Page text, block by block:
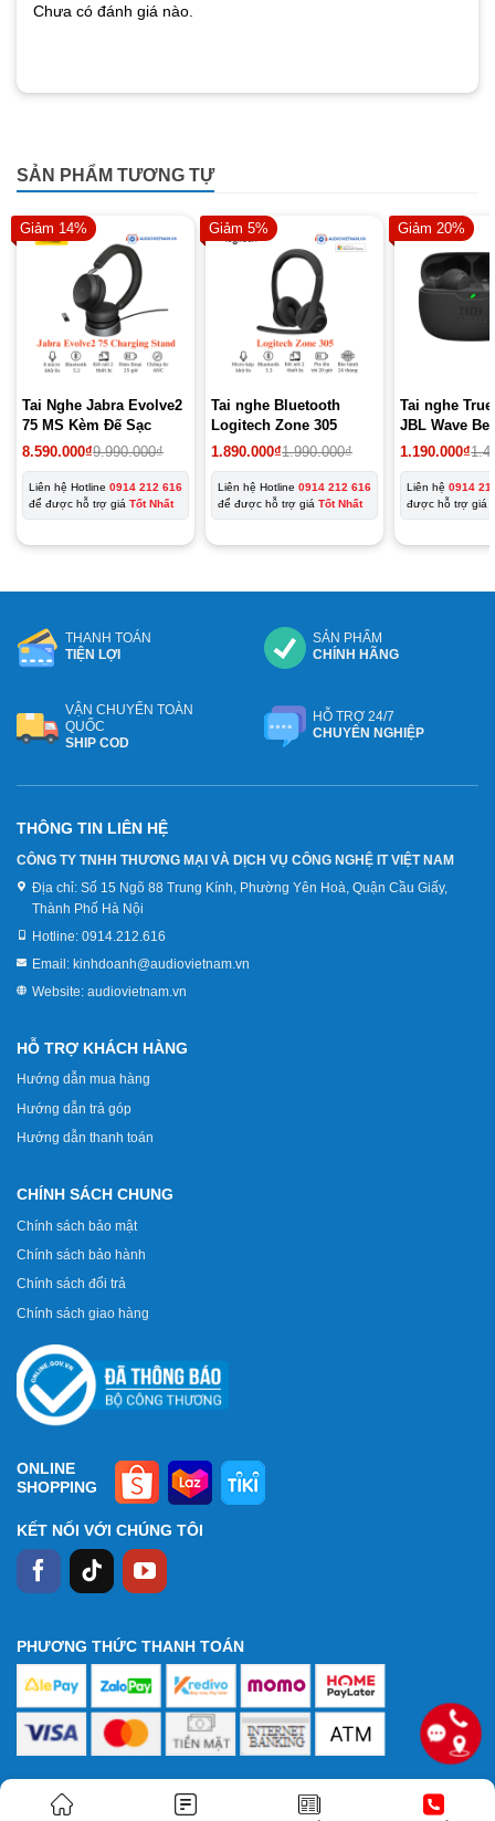
Chưa có đánh giá nào.
SẢN PHẨM TƯƠNG TỰ
Giảm 14%
Tai Nghe Jabra Evolve2
75 MS Kèm Đế Sạc
8.590.000₫9.990.000₫
Liên hệ Hotline 0914 212 616
để được hỗ trợ giá Tốt Nhất
Giảm 5%
Tai nghe Bluetooth
Logitech Zone 305
1.990.000₫
Giá
là:
1.990.000₫.
1.890.000₫
Giá
tại
là:
1.890.000₫.
Liên hệ Hotline0914 212 616
để được hỗ trợ giáTốt Nhất
Giảm 20%
Tai nghe
JBL Wave
1.190.000₫
Liên hệ0914
được hỗ trợ giá
THANH TOÁN
TIỆN LỢI
SẢN PHẨM
CHÍNH HÃNG
VẬN CHUYỂN TOÀN
QUỐC
SHIP COD
HỖ TRỢ 24/7
CHUYÊN NGHIỆP
THÔNG TIN LIÊN HỆ
CÔNG TY TNHH THƯƠNG MẠI VÀ DỊCH VỤ CÔNG NGHỆ IT VIỆT NAM
Địa chỉ: Số 15 Ngõ 88 Trung Kính, Phường Yên Hoà, Quận Cầu Giấy,
Thành Phố Hà Nội
Hotline: 0914.212.616
Email: kinhdoanh@audiovietnam.vn
Website: audiovietnam.vn
HỖ TRỢ KHÁCH HÀNG
Hướng dẫn mua hàng
Hướng dẫn trả góp
Hướng dẫn thanh toán
CHÍNH SÁCH CHUNG
Chính sách bảo mật
Chính sách bảo hành
Chính sách đổi trả
Chính sách giao hàng
ONLINE
SHOPPING
KẾT NỐI VỚI CHÚNG TÔI
PHƯƠNG THỨC THANH TOÁN